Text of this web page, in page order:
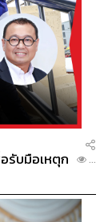
366
ษัท วายแอลจี บูล
รับมือเหตุก
...